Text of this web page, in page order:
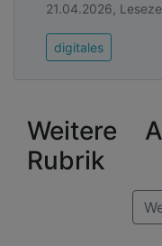
21.04.2026,
digitales
Weitere
Rubrik